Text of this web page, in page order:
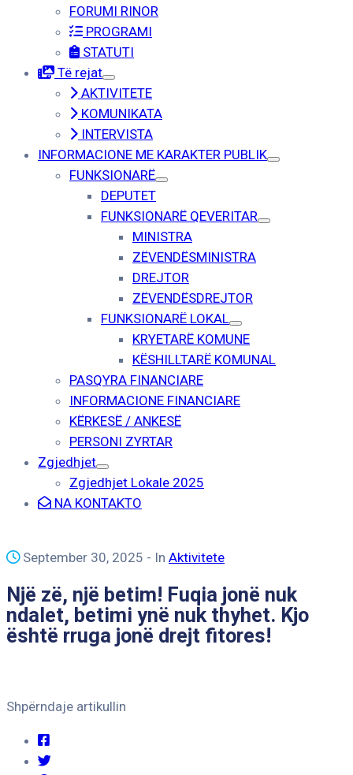
FORUMI RINOR
PROGRAMI
STATUTI
Të rejat
AKTIVITETE
KOMUNIKATA
INTERVISTA
INFORMACIONE ME KARAKTER PUBLIK
FUNKSIONARË
DEPUTET
FUNKSIONARË QEVERITAR
MINISTRA
ZËVENDËSMINISTRA
DREJTOR
ZËVENDËSDREJTOR
FUNKSIONARË LOKAL
KRYETARË KOMUNE
KËSHILLTARË KOMUNAL
PASQYRA FINANCIARE
INFORMACIONE FINANCIARE
KËRKESË / ANKESË
PERSONI ZYRTAR
Zgjedhjet
Zgjedhjet Lokale 2025
NA KONTAKTO
September 30, 2025 - In Aktivitete
Një zë, një betim! Fuqia jonë nuk
ndalet, betimi ynë nuk thyhet. Kjo
është rruga jonë drejt fitores!
Shpërndaje artikullin